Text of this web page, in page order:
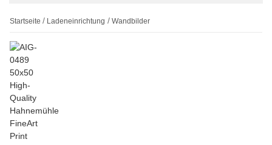
Startseite Ladeneinrichtung Wandbilder